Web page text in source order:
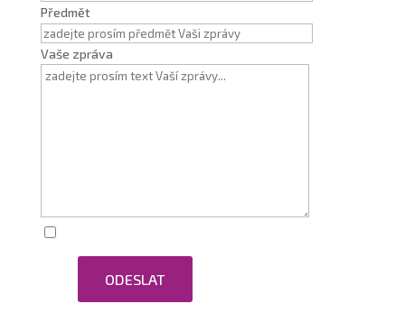
Předmět
Vaše zpráva
ODESLAT